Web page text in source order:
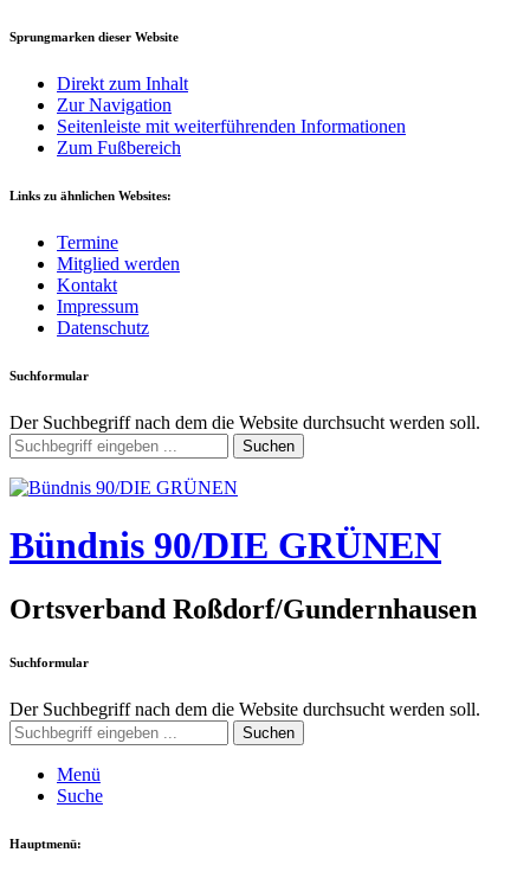
Sprungmarken dieser Website
Direkt zum Inhalt
Zur Navigation
Seitenleiste mit weiterführenden Informationen
Zum Fußbereich
Links zu ähnlichen Websites:
Termine
Mitglied werden
Kontakt
Impressum
Datenschutz
Suchformular
Der Suchbegriff nach dem die Website durchsucht werden soll.
Suchen
Bündnis 90/DIE GRÜNEN
Ortsverband Roßdorf/Gundernhausen
Suchformular
Der Suchbegriff nach dem die Website durchsucht werden soll.
Suchen
Menü
Suche
Hauptmenü: